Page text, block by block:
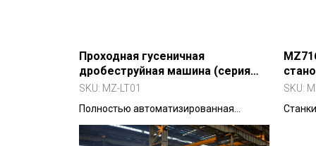
Проходная гусеничная
дробеструйная машина (серия
MZ-LT01)
SKU: MZ-LT01
Полностью автоматизированная
установка для непрерывной обработки
крупных и средних деталей в литейном
SKU: